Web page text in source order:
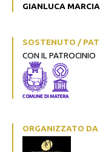
GIANLUCA
SOSTENUTO /
CON IL PATROCINIO
ORGANIZZATO DA